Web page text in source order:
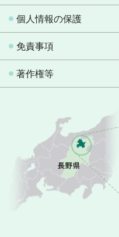
個人情報の保護
免責事項
著作権等